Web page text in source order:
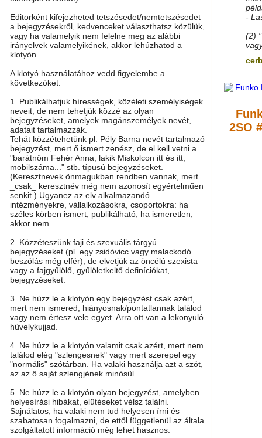
Editorként kifejezheted tetszésedet/nemtetszésedet
a bejegyzésekről, kedvenceket választhatsz közülük,
vagy ha valamelyik nem felelne meg az alábbi
irányelvek valamelyikének, akkor lehúzhatod a
klotyón.
A klotyó használatához vedd figyelembe a
következőket:
1. Publikálhatjuk hírességek, közéleti személyiségek
neveit, de nem tehetjük közzé az olyan
bejegyzéseket, amelyek magánszemélyek nevét,
adatait tartalmazzák.
Tehát közzétehetünk pl. Pély Barna nevét tartalmazó
bejegyzést, mert ő ismert zenész, de el kell vetni a
"barátnőm Fehér Anna, lakik Miskolcon itt és itt,
mobilszáma..." stb. típusú bejegyzéseket.
(Keresztnevek önmagukban rendben vannak, mert
_csak_ keresztnév még nem azonosít egyértelműen
senkit.) Ugyanez az elv alkalmazandó
intézményekre, vállalkozásokra, csoportokra: ha
széles körben ismert, publikálható; ha ismeretlen,
akkor nem.
2. Közzéteszünk faji és szexuális tárgyú
bejegyzéseket (pl. egy zsidóvicc vagy malackodó
beszólás még elfér), de elvetjük az öncélú szexista
vagy a fajgyűlölő, gyűlöletkeltő definíciókat,
bejegyzéseket.
3. Ne húzz le a klotyón egy bejegyzést csak azért,
mert nem ismered, hiányosnak/pontatlannak találod
vagy nem értesz vele egyet. Arra ott van a lekonyuló
hüvelykujjad.
4. Ne húzz le a klotyón valamit csak azért, mert nem
találod elég "szlengesnek" vagy mert szerepel egy
"normális" szótárban. Ha valaki használja azt a szót,
az az ő saját szlengjének minősül.
5. Ne húzz le a klotyón olyan bejegyzést, amelyben
helyesírási hibákat, elütéseket vélsz találni.
Sajnálatos, ha valaki nem tud helyesen írni és
szabatosan fogalmazni, de ettől függetlenül az általa
szolgáltatott információ még lehet hasznos.
-
(2)
2SO